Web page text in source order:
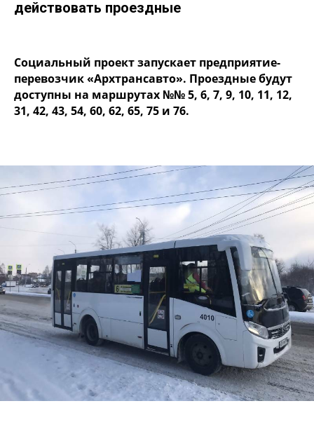
действовать проездные
Социальный проект запускает предприятие-
перевозчик «Архтрансавто». Проездные будут
доступны на маршрутах №№ 5, 6, 7, 9, 10, 11, 12,
31, 42, 43, 54, 60, 62, 65, 75 и 76.